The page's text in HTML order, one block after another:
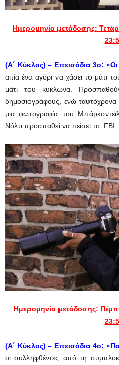
Ημερομηνία μετάδοσης:
(Α΄ Κύκλος) – Επεισόδιο 3ο:
αιτία ένα αγόρι να χάσει το μάτι
μάτι του κυκλώνα.
δημοσιογράφους, ενώ
μια φωτογραφία του
Νόλτι προσπαθεί να πείσει το FBI
Ημερομηνία μετάδοσης:
(Α΄ Κύκλος) – Επεισόδιο 4ο:
οι συλληφθέντες από τη